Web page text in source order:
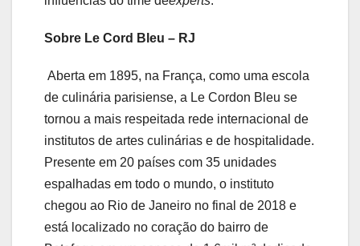
Sobre Le Cord Bleu – RJ
Aberta em 1895, na França, como uma escola
de culinária parisiense, a Le Cordon Bleu se
tornou a mais respeitada rede internacional de
institutos de artes culinárias e de hospitalidade.
Presente em 20 países com 35 unidades
espalhadas em todo o mundo, o instituto
chegou ao Rio de Janeiro no final de 2018 e
está localizado no coração do bairro de